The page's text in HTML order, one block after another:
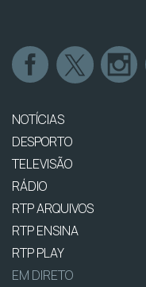
NOTÍCIAS
DESPORTO
TELEVISÃO
RÁDIO
RTP ARQUIVOS
RTP ENSINA
RTP PLAY
EM DIRETO